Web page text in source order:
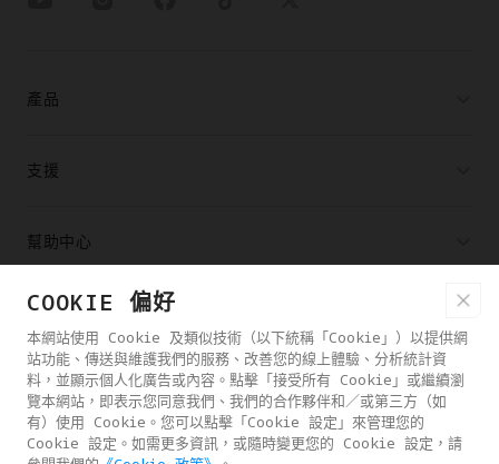
產品
支援
幫助中心
合作夥伴
購買通路
關於ANTIGRAVITY
COOKIE 偏好
本網站使用 Cookie 及類似技術（以下統稱「Cookie」）以提供網
站功能、傳送與維護我們的服務、改善您的線上體驗、分析統計資
料，並顯示個人化廣告或內容。點擊「接受所有 Cookie」或繼續瀏
覽本網站，即表示您同意我們、我們的合作夥伴和／或第三方（如
有）使用 Cookie。您可以點擊「Cookie 設定」來管理您的
Cookie 設定。如需更多資訊，或隨時變更您的 Cookie 設定，請